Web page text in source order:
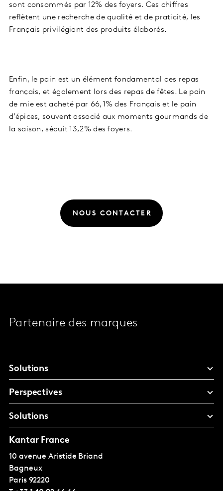
sont consommés par 12% des foyers. Ces chiffres
reflètent une recherche de qualité et de praticité, les
Français privilégiant des produits élaborés.
Enfin, le pain est un élément fondamental des repas
français, et également lors des repas de fêtes. Le pain
de mie est acheté par 66,1% des Français et le pain
d’épices, souvent associé aux moments gourmands de
la saison, séduit 13,2% des foyers.
NOUS CONTACTER
Partenaire des marques
Solutions
Perspectives
Solutions
Kantar France
10 avenue Aristide Briand
Bagneux
Paris 92220